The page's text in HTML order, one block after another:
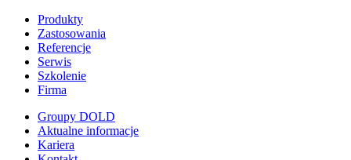
Produkty
Zastosowania
Referencje
Serwis
Szkolenie
Firma
Groupy DOLD
Aktualne informacje
Kariera